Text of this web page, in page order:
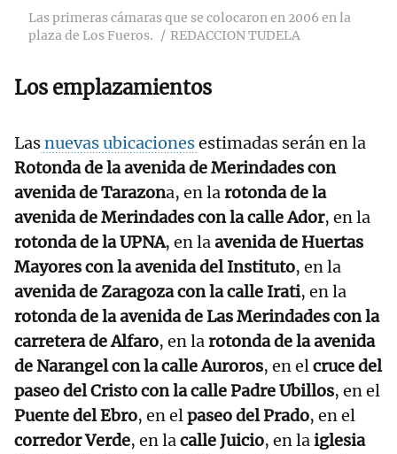
Las primeras cámaras que se colocaron en 2006 en la
plaza de Los Fueros.
REDACCION TUDELA
Los emplazamientos
Lasnuevas ubicacionesestimadas serán en la
Rotonda de la avenida de Merindades con
avenida de Tarazona, en larotonda de la
avenida de Merindades con la calle Ador, en la
rotonda de la UPNA, en laavenida de Huertas
Mayores con la avenida del Instituto, en la
avenida de Zaragoza con la calle Irati, en la
rotonda de la avenida de Las Merindades con la
carretera de Alfaro, en larotonda de la avenida
de Narangel con la calle Auroros, en elcruce del
paseo del Cristo con la calle Padre Ubillos, en el
Puente del Ebro, en elpaseo del Prado, en el
corredor Verde, en lacalle Juicio, en laiglesia